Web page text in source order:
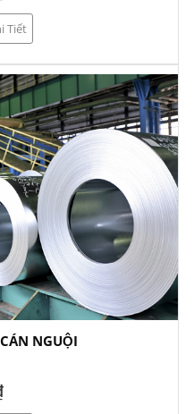
Tiết
NGUỘI